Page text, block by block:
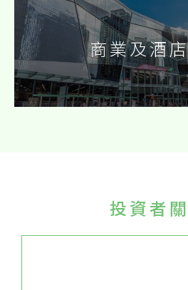
商業及酒
投資者